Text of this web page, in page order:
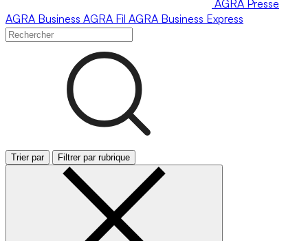
AGRA Presse
AGRA Business AGRA Fil AGRA Business Express
Trier par Filtrer par rubrique